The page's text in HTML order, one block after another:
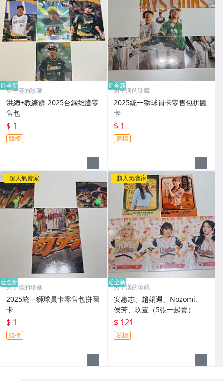
近全新
男子漢的珍藏
洪總+教練群-2025台鋼雄鷹零
售包
$ 1
競標
近全新
男子漢的珍藏
2025統一獅球員卡零售包拼圖
卡
$ 1
競標
超人氣賣家
近全新
男子漢的珍藏
2025統一獅球員卡零售包拼圖
卡
$ 1
競標
超人氣賣家
近全新
男子漢的珍藏
安惠志、趙娟週、Nozomi、
侯芳、玖壹（5張一起賣）
$ 121
競標